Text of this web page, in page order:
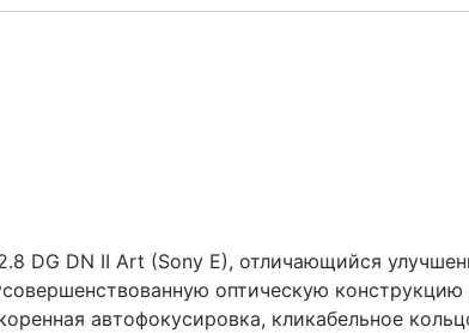
DG DN II Art (Sony E), отличающийся
оптическую
автофокусировка, кликабельное